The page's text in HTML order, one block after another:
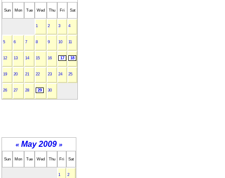
Sun Mon Tue Wed Thu Fri Sat
1 2 3 4
5 6 7 8 9 10 11
12 13 14 15 16 17 18
19 20 21 22 23 24 25
26 27 28 29 30
« May 2009 »
Sun Mon Tue Wed Thu Fri Sat
1 2